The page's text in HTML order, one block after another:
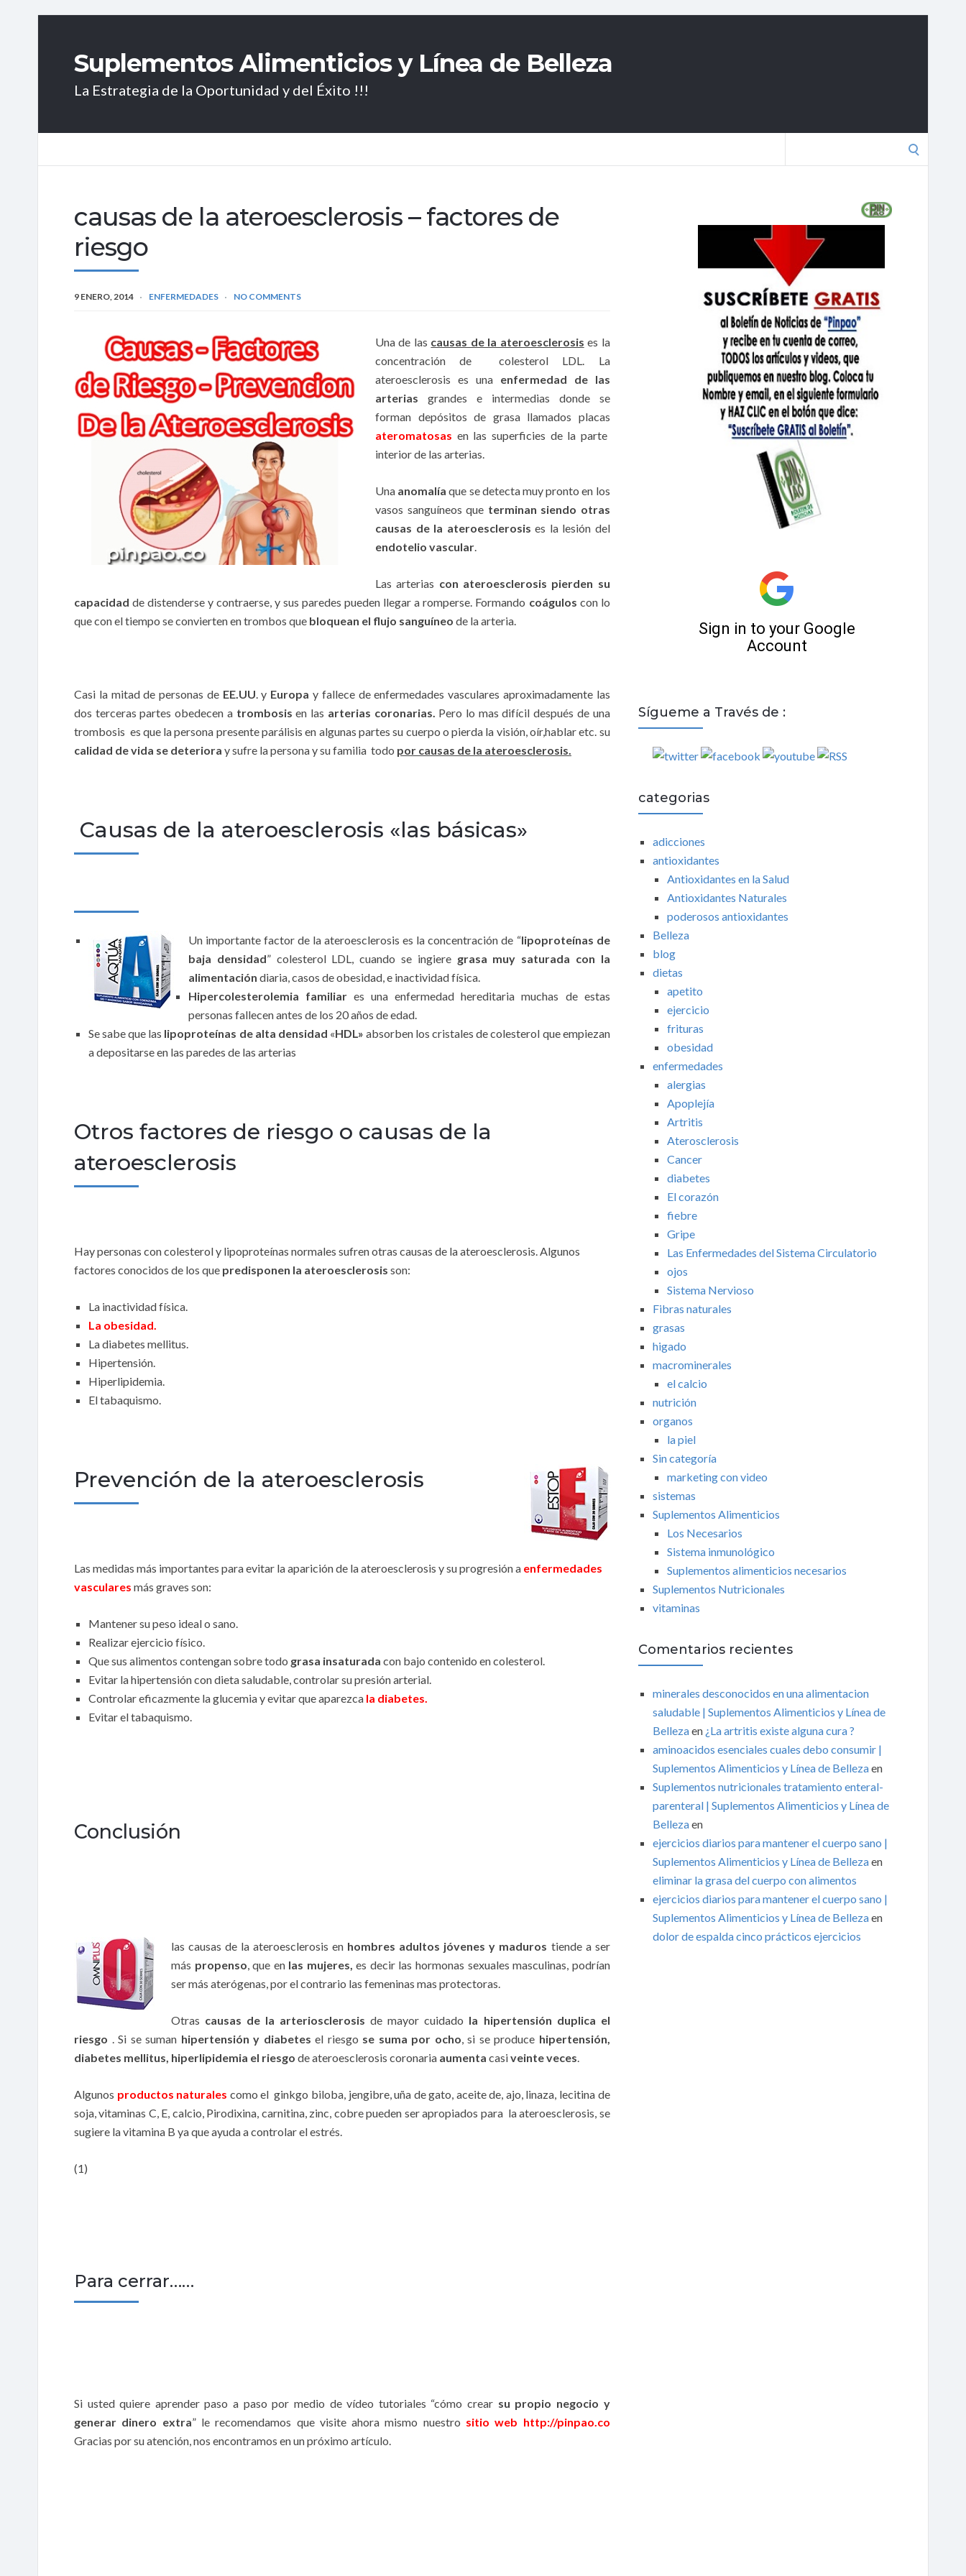
Suplementos Alimenticios y Línea de Belleza
La Estrategia de la Oportunidad y del Éxito !!!
causas de la ateroesclerosis – factores de
riesgo
9 ENERO, 2014 ENFERMEDADES NO COMMENTS
Una de las causas de la ateroesclerosis es la
concentración de colesterol LDL. La
ateroesclerosis es unaenfermedad de las
arterias grandes e intermedias donde se
forman depósitos de grasa llamados placas
ateromatosas en las superficies de la parte
interior de las arterias.
Una anomalía que se detecta muy pronto en los
vasos sanguíneos que terminan siendo otras
causas de la ateroesclerosis es la lesión del
endotelio vascular.
Las arterias con ateroesclerosis pierden su
capacidad de distenderse y contraerse, y sus paredes pueden llegar a romperse. Formando coágulos con lo
que con el tiempo se convierten en trombos que bloquean el flujo sanguíneo de la arteria.
Casi la mitad de personas deEE.UU. y Europa y fallece de enfermedades vasculares aproximadamente las
dos terceras partes obedecen atrombosis en las arterias coronarias. Pero lo mas difícil después de una
trombosis es que la persona presente parálisis en algunas partes su cuerpo o pierda la visión, oír,hablar etc. su
calidad de vida se deteriora y sufre la persona y su familia todo por causas de la ateroesclerosis.
Causas de la ateroesclerosis «las básicas»
Un importante factor de la ateroesclerosis es la concentración de “lipoproteínas de
baja densidad” colesterol LDL, cuando se ingiere grasa muy saturada con la
alimentación diaria, casos de obesidad, e inactividad física.
Hipercolesterolemia familiar es una enfermedad hereditaria muchas de estas
personas fallecen antes de los 20 años de edad.
Se sabe que las lipoproteínas de alta densidad «HDL» absorben los cristales de colesterol que empiezan
a depositarse en las paredes de las arterias
Otros factores de riesgo o causas de la
ateroesclerosis
Hay personas con colesterol y lipoproteínas normales sufren otras causas de la ateroesclerosis. Algunos
factores conocidos de los que predisponen la ateroesclerosis son:
La inactividad física.
La obesidad.
La diabetes mellitus.
Hipertensión.
Hiperlipidemia.
El tabaquismo.
Prevención de la ateroesclerosis
Las medidas más importantes para evitar la aparición de la ateroesclerosis y su progresión a enfermedades
vasculares más graves son:
Mantener su peso ideal o sano.
Realizar ejercicio físico.
Que sus alimentos contengan sobre todo grasa insaturada con bajo contenido en colesterol.
Evitar la hipertensión con dieta saludable, controlar su presión arterial.
Controlar eficazmente la glucemia y evitar que aparezca la diabetes.
Evitar el tabaquismo.
Conclusión
las causas de la ateroesclerosis en hombres adultos jóvenes y maduros tiende a ser
más propenso, que en las mujeres, es decir las hormonas sexuales masculinas, podrían
ser más aterógenas, por el contrario las femeninas mas protectoras.
Otras causas de la arteriosclerosis de mayor cuidado la hipertensión duplica el
riesgo . Si se suman hipertensión y diabetes el riesgo se suma por ocho, si se produce hipertensión,
diabetes mellitus, hiperlipidemia el riesgo de ateroesclerosis coronaria aumenta casiveinte veces.
Algunos productos naturales como el ginkgo biloba, jengibre, uña de gato, aceite de, ajo, linaza, lecitina de
soja, vitaminas C, E, calcio, Pirodixina, carnitina, zinc, cobre pueden ser apropiados para la ateroesclerosis, se
sugiere la vitamina B ya que ayuda a controlar el estrés.
(1)
Para cerrar……
Si usted quiere aprender paso a paso por medio de vídeo tutoriales “cómo crear su propio negocio y
generar dinero extra” le recomendamos que visite ahora mismo nuestro sitio web http://pinpao.co
Gracias por su atención, nos encontramos en un próximo artículo.
Sígueme a Través de :
categorias
adicciones
antioxidantes
Antioxidantes en la Salud
Antioxidantes Naturales
poderosos antioxidantes
Belleza
blog
dietas
apetito
ejercicio
frituras
obesidad
enfermedades
alergias
Apoplejía
Artritis
Aterosclerosis
Cancer
diabetes
El corazón
fiebre
Gripe
Las Enfermedades del Sistema Circulatorio
ojos
Sistema Nervioso
Fibras naturales
grasas
higado
macrominerales
el calcio
nutrición
organos
la piel
Sin categoría
marketing con video
sistemas
Suplementos Alimenticios
Los Necesarios
Sistema inmunológico
Suplementos alimenticios necesarios
Suplementos Nutricionales
vitaminas
Comentarios recientes
minerales desconocidos en una alimentacion
saludable | Suplementos Alimenticios y Línea de
Bellezaen ¿La artritis existe alguna cura ?
aminoacidos esenciales cuales debo consumir |
Suplementos Alimenticios y Línea de Bellezaen
Suplementos nutricionales tratamiento enteral-
parenteral | Suplementos Alimenticios y Línea de
Bellezaen
ejercicios diarios para mantener el cuerpo sano |
Suplementos Alimenticios y Línea de Bellezaen
eliminar la grasa del cuerpo con alimentos
ejercicios diarios para mantener el cuerpo sano |
Suplementos Alimenticios y Línea de Bellezaen
dolor de espalda cinco prácticos ejercicios